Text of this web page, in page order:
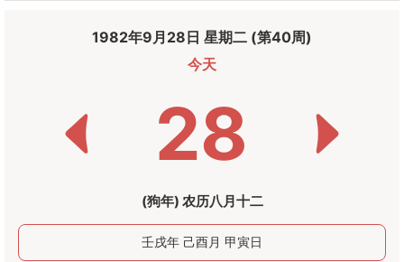
1982年9月28日 星期二 (第40周)
今天
28
(狗年) 农历八月十二
壬戌年 己酉月 甲寅日